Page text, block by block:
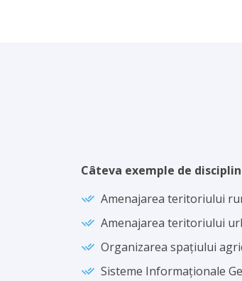
Câteva exemple de
Amenajarea teritoriului
Amenajarea teritoriului
Organizarea spațiului
Sisteme Informaționale